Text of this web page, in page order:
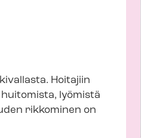
Hoitajiin
lyömistä
rikkominen on